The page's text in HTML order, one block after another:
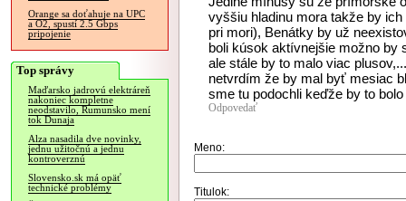
Orange sa doťahuje na UPC
a O2, spustí 2.5 Gbps
pripojenie
Top správy
Maďarsko jadrovú elektráreň
nakoniec kompletne
neodstavilo, Rumunsko mení
tok Dunaja
Alza nasadila dve novinky,
jednu užitočnú a jednu
kontroverznú
Slovensko.sk má opäť
technické problémy
vyššiu hladinu mora takže by
pri mori), Benátky by už
boli kúsok aktívnejšie možno by
ale stále by to malo viac plusov,...
netvrdím že by mal byť mesiac
sme tu podochli keďže by to
Odpovedať
Meno:
Titulok: